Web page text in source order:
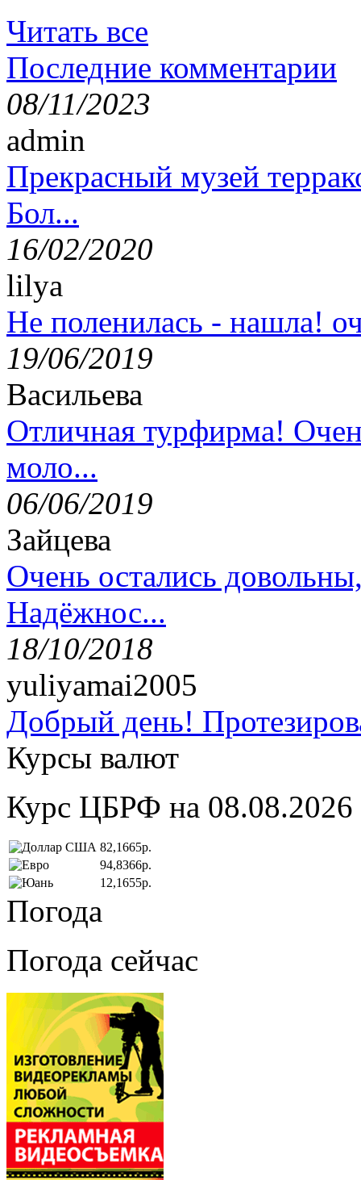
Читать все
Последние комментарии
08/11/2023
admin
Прекрасный музей
Бол...
16/02/2020
lilya
Не поленилась - нашла!
19/06/2019
Васильева
Отличная турфирма!
моло...
06/06/2019
Зайцева
Очень остались
Надёжнос...
18/10/2018
yuliyamai2005
Добрый день!
Курсы валют
Курс ЦБРФ на 08.08.2026
82,1665р.
94,8366р.
12,1655р.
Погода
Погода сейчас